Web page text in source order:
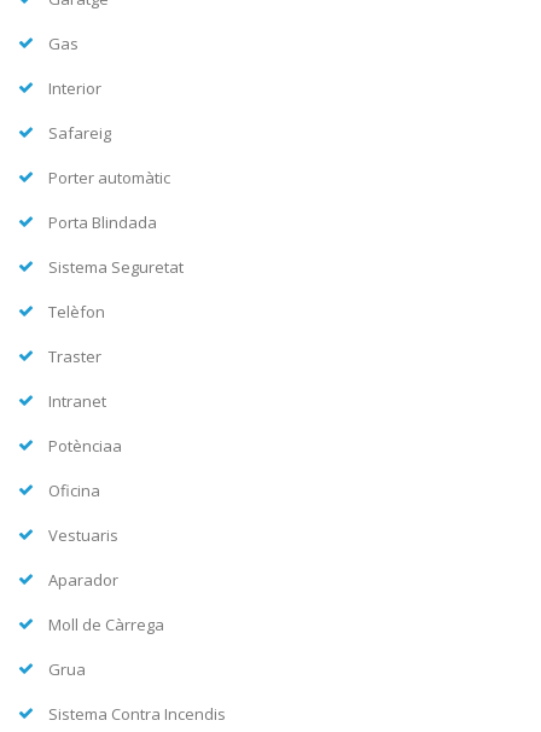
Gas
Interior
Safareig
Porter automàtic
Porta Blindada
Sistema Seguretat
Telèfon
Traster
Intranet
Potènciaa
Oficina
Vestuaris
Aparador
Moll de Càrrega
Grua
Sistema Contra Incendis